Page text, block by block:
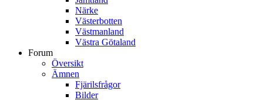
Närke
Västerbotten
Västmanland
Västra Götaland
Forum
Översikt
Ämnen
Fjärilsfrågor
Bilder